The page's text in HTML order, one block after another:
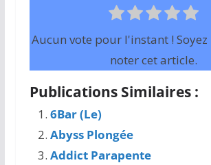
Aucun vote pour l'instant !
noter cet article.
Publications Similaires :
6Bar (Le)
Abyss Plongée
Addict Parapente